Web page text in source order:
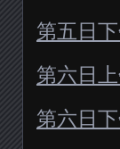
第五日
第六日
第六日